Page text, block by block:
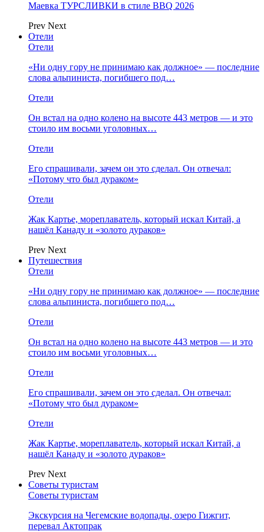
Маевка ТУРСЛИВКИ в стиле BBQ 2026
Prev Next
Отели
Отели
«Ни одну гору не принимаю как должное» — последние
слова альпиниста, погибшего под…
Отели
Он встал на одно колено на высоте 443 метров — и это
стоило им восьми уголовных…
Отели
Его спрашивали, зачем он это сделал. Он отвечал:
«Потому что был дураком»
Отели
Жак Картье, мореплаватель, который искал Китай, а
нашёл Канаду и «золото дураков»
Prev Next
Путешествия
Отели
«Ни одну гору не принимаю как должное» — последние
слова альпиниста, погибшего под…
Отели
Он встал на одно колено на высоте 443 метров — и это
стоило им восьми уголовных…
Отели
Его спрашивали, зачем он это сделал. Он отвечал:
«Потому что был дураком»
Отели
Жак Картье, мореплаватель, который искал Китай, а
нашёл Канаду и «золото дураков»
Prev Next
Советы туристам
Советы туристам
Экскурсия на Чегемские водопады, озеро Гижгит,
перевал Актопрак